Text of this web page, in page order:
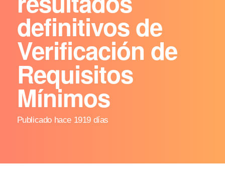
definitivos de
Verificación de
Requisitos
Mínimos
Publicado hace 1919 días